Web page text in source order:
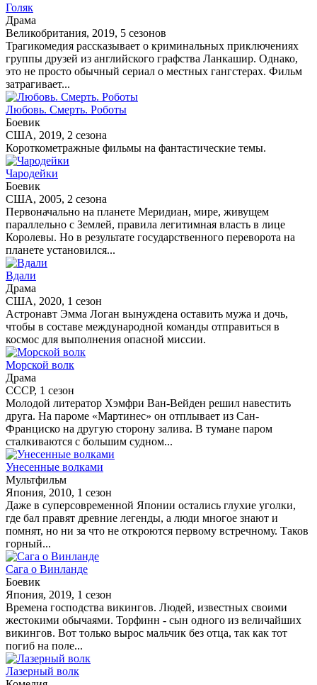
Голяк
Драма
Великобритания, 2019, 5 сезонов
Трагикомедия рассказывает о криминальных приключениях
группы друзей из английского графства Ланкашир. Однако,
это не просто обычный сериал о местных гангстерах. Фильм
затрагивает...
Любовь. Смерть. Роботы
Боевик
США, 2019, 2 сезона
Короткометражные фильмы на фантастические темы.
Чародейки
Боевик
США, 2005, 2 сезона
Первоначально на планете Меридиан, мире, живущем
параллельно с Землей, правила легитимная власть в лице
Королевы. Но в результате государственного переворота на
планете установился...
Вдали
Драма
США, 2020, 1 сезон
Астронавт Эмма Логан вынуждена оставить мужа и дочь,
чтобы в составе международной команды отправиться в
космос для выполнения опасной миссии.
Морской волк
Драма
СССР, 1 сезон
Молодой литератор Хэмфри Ван-Вейден решил навестить
друга. На пароме «Мартинес» он отплывает из Сан-
Франциско на другую сторону залива. В тумане паром
сталкиваются с большим судном...
Унесенные волками
Мультфильм
Япония, 2010, 1 сезон
Даже в суперсовременной Японии остались глухие уголки,
где бал правят древние легенды, а люди многое знают и
помнят, но ни за что не откроются первому встречному. Таков
горный...
Сага о Винланде
Боевик
Япония, 2019, 1 сезон
Времена господства викингов. Людей, известных своими
жестокими обычаями. Торфинн - сын одного из величайших
викингов. Вот только вырос мальчик без отца, так как тот
погиб на поле...
Лазерный волк